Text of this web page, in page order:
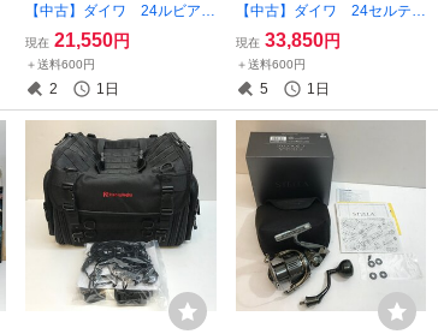
【中古】ダイワ 24ルビアス
LT4000-XH 00061220
【釣-570】
現在 21,550円
＋送料600円
2 1日
【中古】ダイワ 24セルテー
トLT3000-XH 00061180
【釣-566】
現在 33,850円
＋送料600円
5 1日